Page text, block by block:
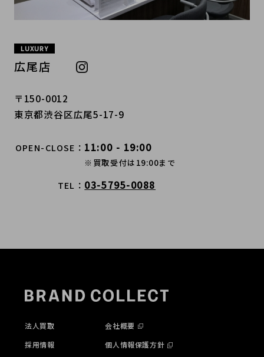
LUXURY
広尾店
〒150-0012
東京都渋谷区広尾5-17-9
OPEN-CLOSE 11:00 - 19:00
※買取受付は19:00まで
TEL 03-5795-0088
法人買取
採用情報
会社概要
個人情報保護方針